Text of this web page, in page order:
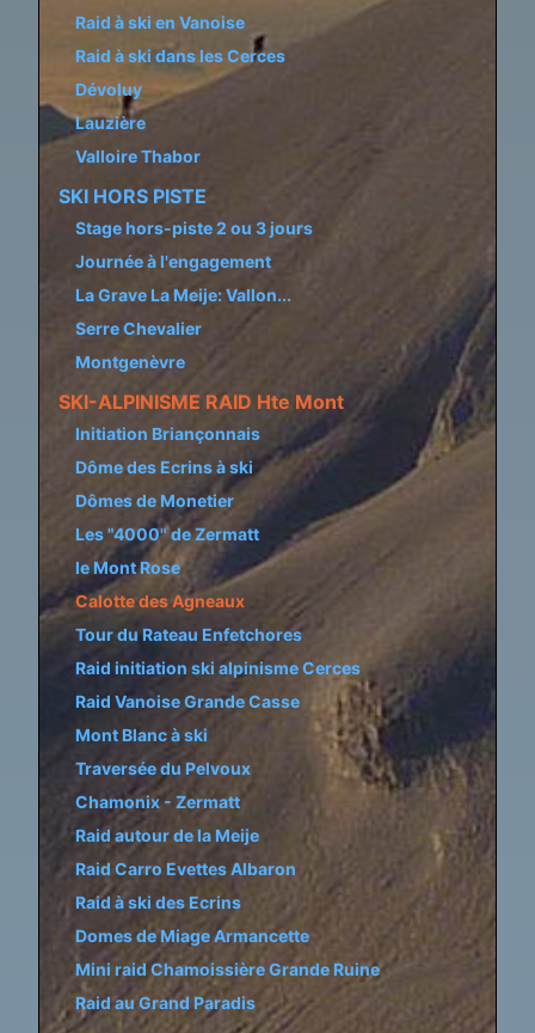
Raid à ski en Vanoise
Raid à ski dans les Cerces
Dévoluy
Lauzière
Valloire Thabor
SKI HORS PISTE
Stage hors-piste 2 ou 3 jours
Journée à l'engagement
La Grave La Meije: Vallon...
Serre Chevalier
Montgenèvre
SKI-ALPINISME RAID Hte Mont
Initiation Briançonnais
Dôme des Ecrins à ski
Dômes de Monetier
Les "4000" de Zermatt
le Mont Rose
Calotte des Agneaux
Tour du Rateau Enfetchores
Raid initiation ski alpinisme Cerces
Raid Vanoise Grande Casse
Mont Blanc à ski
Traversée du Pelvoux
Chamonix - Zermatt
Raid autour de la Meije
Raid Carro Evettes Albaron
Raid à ski des Ecrins
Domes de Miage Armancette
Mini raid Chamoissière Grande Ruine
Raid au Grand Paradis